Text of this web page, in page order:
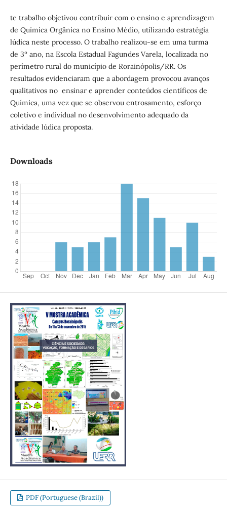
te trabalho objetivou contribuir com o ensino e aprendizagem
de Química Orgânica no Ensino Médio, utilizando estratégia
lúdica neste processo. O trabalho realizou-se em uma turma
de 3º ano, na Escola Estadual Fagundes Varela, localizada no
perímetro rural do município de Rorainópolis/RR. Os
resultados evidenciaram que a abordagem provocou avanços
qualitativos no ensinar e aprender conteúdos científicos de
Química, uma vez que se observou entrosamento, esforço
coletivo e individual no desenvolvimento adequado da
atividade lúdica proposta.
Downloads
PDF (Portuguese (Brazil))